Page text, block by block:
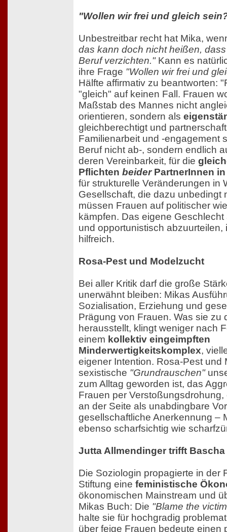
"Wollen wir frei und gleich
Unbestreitbar recht hat Mika,
das kann doch nicht heißen,
Beruf verzichten."Kann es
ihre Frage "Wollen wir frei und
Hälfte affirmativ zu beantworten:
"gleich" auf keinen Fall. Frauen
Maßstab des Mannes nicht
orientieren, sondern als
gleichberechtigt und
Familienarbeit und -engagement
Beruf nicht ab-, sondern endlich
deren Vereinbarkeit, für die
Pflichten beiderPartnerInnen
für strukturelle Veränderungen in
Gesellschaft, die dazu unbedingt
müssen Frauen auf politischer
kämpfen. Das eigene
und opportunistisch abzuurteilen,
hilfreich.
Rosa-Pest und Modelzucht
Bei aller Kritik darf die große
unerwähnt bleiben: Mikas
Sozialisation, Erziehung und
Prägung von Frauen. Was sie zu
herausstellt, klingt weniger nach
einem kollektiv eingeimpften
Minderwertigkeitskomplex,
eigener Intention. Rosa-Pest und
sexistische "Grundrauschen"
zum Alltag geworden ist, das
Frauen per
an der Seite als unabdingbare
gesellschaftliche Anerkennung –
ebenso scharfsichtig wie
Jutta Allmendinger trifft Bascha
Die Soziologin propagierte in der
Stiftung eine feministische
ökonomischen Mainstream und
Mikas Buch: Die "Blame the
halte sie für hochgradig
über feige Frauen bedeute einen